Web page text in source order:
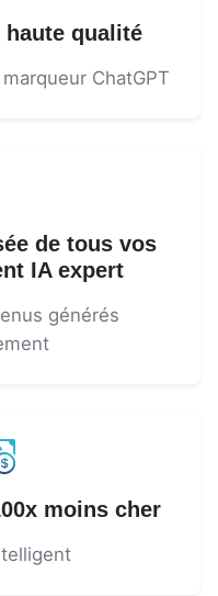
haute qualité
ChatGPT
de tous vos
IA expert
générés
moins cher